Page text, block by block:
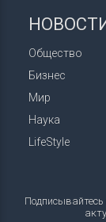
Общество
Бизнес
Мир
Наука
LifeStyle